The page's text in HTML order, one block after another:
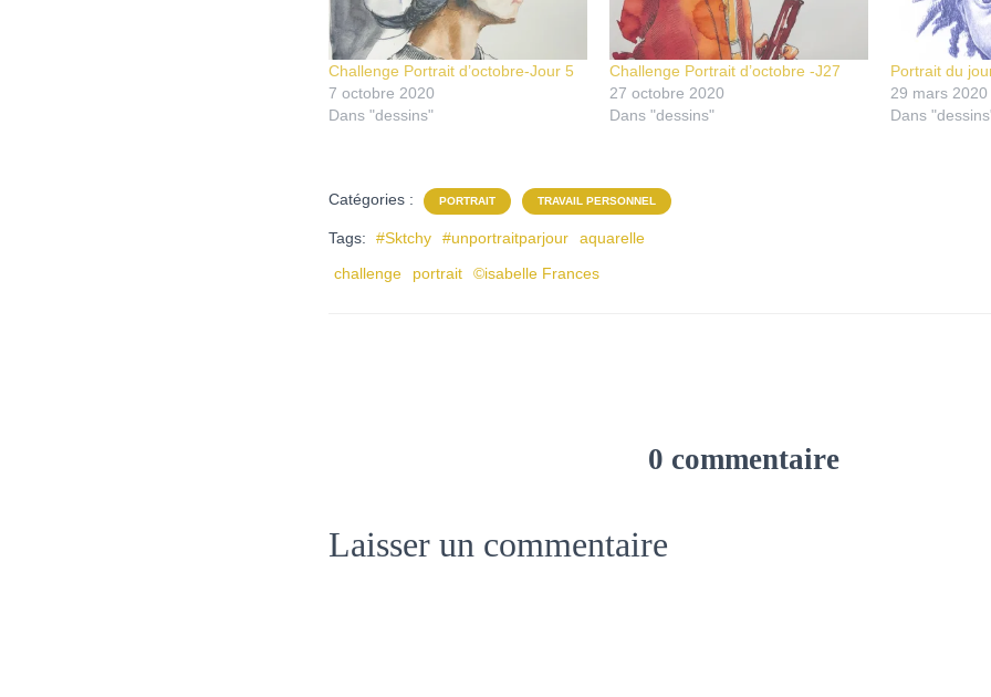
Challenge Portrait d’octobre-Jour 5
7 octobre 2020
Dans "dessins"
Challenge Portrait d’octobre -J27
27 octobre 2020
Dans "dessins"
Portrait du
29 mars 2020
Dans
Catégories : PORTRAIT TRAVAIL PERSONNEL
Tags: #Sktchy #unportraitparjour
aquarelle
challenge
portrait ©isabelle Frances
0 commentaire
Laisser un commentaire